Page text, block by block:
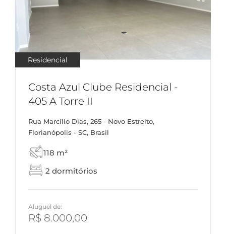
Residencial
Costa Azul Clube Residencial -
405 A Torre II
Rua Marcílio Dias, 265 - Novo Estreito,
Florianópolis - SC, Brasil
118 m²
2 dormitórios
Aluguel de:
R$ 8.000,00